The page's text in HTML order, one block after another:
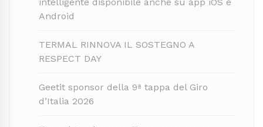
Android
TERMAL RINNOVA IL SOSTEGNO A
RESPECT DAY
Geetit sponsor della 9ª tappa del Giro
d’Italia 2026